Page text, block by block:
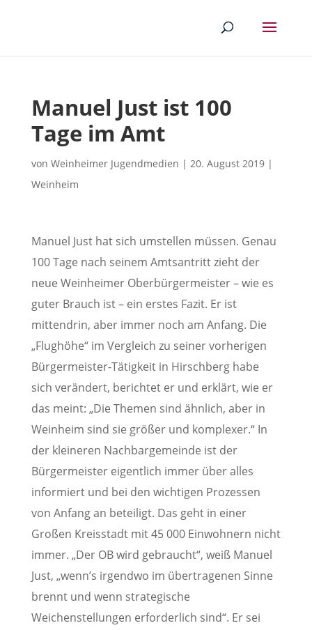
Manuel Just ist 100
Tage im Amt
von Weinheimer Jugendmedien | 20. August 2019|
Weinheim
Manuel Just hat sich umstellen müssen. Genau
100 Tage nach seinem Amtsantritt zieht der
neue Weinheimer Oberbürgermeister – wie es
guter Brauch ist – ein erstes Fazit. Er ist
mittendrin, aber immer noch am Anfang. Die
„Flughöhe“ im Vergleich zu seiner vorherigen
Bürgermeister-Tätigkeit in Hirschberg habe
sich verändert, berichtet er und erklärt, wie er
das meint: „Die Themen sind ähnlich, aber in
Weinheim sind sie größer und komplexer.“ In
der kleineren Nachbargemeinde ist der
Bürgermeister eigentlich immer über alles
informiert und bei den wichtigen Prozessen
von Anfang an beteiligt. Das geht in einer
Großen Kreisstadt mit 45 000 Einwohnern nicht
immer. „Der OB wird gebraucht“, weiß Manuel
Just, „wenn’s irgendwo im übertragenen Sinne
brennt und wenn strategische
Weichenstellungen erforderlich sind“. Er sei